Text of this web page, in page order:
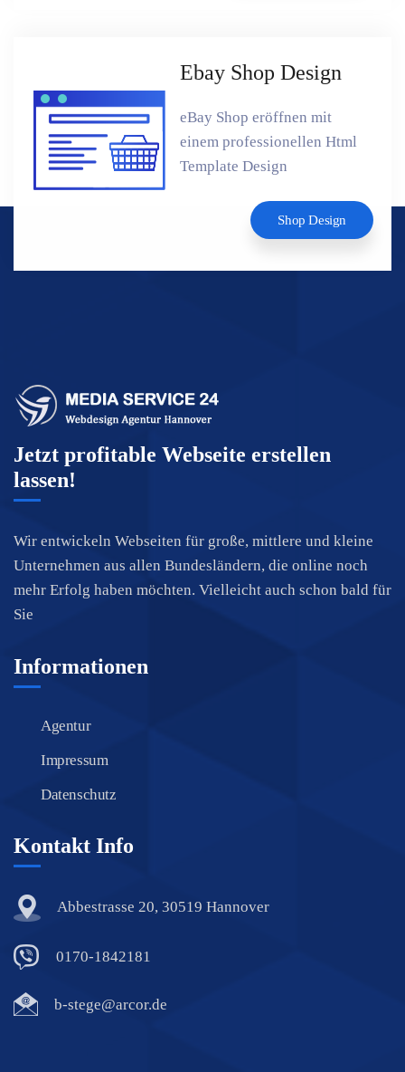
Ebay Shop Design
eBay Shop eröffnen mit
einem professionellen Html
Template Design
Shop Design
Jetzt profitable Webseite erstellen
lassen!
Wir entwickeln Webseiten für große, mittlere und kleine
Unternehmen aus allen Bundesländern, die online noch
mehr Erfolg haben möchten. Vielleicht auch schon bald für
Sie
Informationen
Agentur
Impressum
Datenschutz
Kontakt Info
Abbestrasse 20, 30519 Hannover
0170-1842181
b-stege@arcor.de